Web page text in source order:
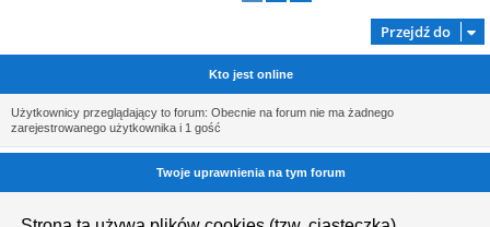
Przejdź do
Kto jest online
Użytkownicy przeglądający to forum: Obecnie na forum nie ma żadnego
zarejestrowanego użytkownika i 1 gość
Twoje uprawnienia na tym forum